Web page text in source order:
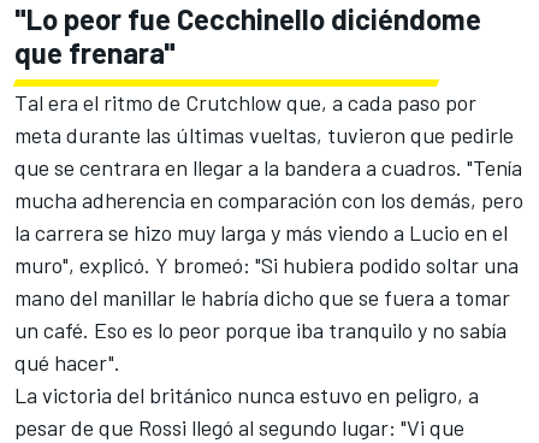
"Lo peor fue Cecchinello diciéndome
que frenara"
Tal era el ritmo de Crutchlow que, a cada paso por
meta durante las últimas vueltas, tuvieron que pedirle
que se centrara en llegar a la bandera a cuadros. "Tenía
mucha adherencia en comparación con los demás, pero
la carrera se hizo muy larga y más viendo a Lucio en el
muro", explicó. Y bromeó: "Si hubiera podido soltar una
mano del manillar le habría dicho que se fuera a tomar
un café. Eso es lo peor porque iba tranquilo y no sabía
qué hacer".
La victoria del británico nunca estuvo en peligro, a
pesar de que Rossi llegó al segundo lugar: "Vi que